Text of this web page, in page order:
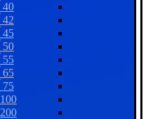
40 آمپر
42 آمپر
45 آمپر
50 آمپر
55 آمپر
65 آمپر
75 آمپر
100 آمپر
200 آمپر